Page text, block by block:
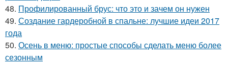
48. Профилированный брус: что это и зачем он нужен
49. Создание гардеробной в спальне: лучшие идеи 2017
года
50. Осень в меню: простые способы сделать меню более
сезонным